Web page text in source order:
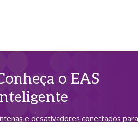
o EAS
e desativadores conectados para